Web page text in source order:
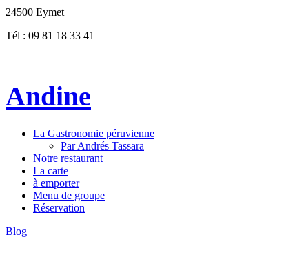
24500 Eymet
Tél : 09 81 18 33 41
Andine
La Gastronomie péruvienne
Par Andrés Tassara
Notre restaurant
La carte
à emporter
Menu de groupe
Réservation
Toggle sidebar & navigation
Blog